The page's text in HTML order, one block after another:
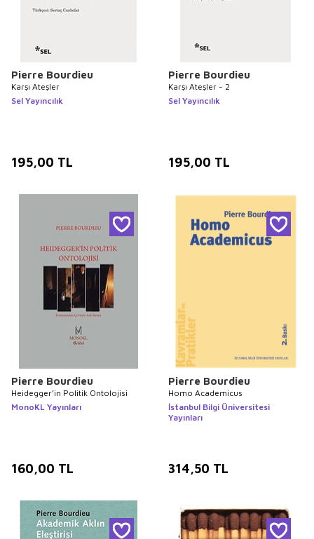
Pierre Bourdieu
Karşı Ateşler
Sel Yayıncılık
195,00 TL
Pierre Bourdieu
Karşı Ateşler - 2
Sel Yayıncılık
195,00 TL
Pierre Bourdieu
Heidegger’in Politik Ontolojisi
MonoKL Yayınları
160,00 TL
Pierre Bourdieu
Homo Academicus
İstanbul Bilgi Üniversitesi
Yayınları
314,50 TL